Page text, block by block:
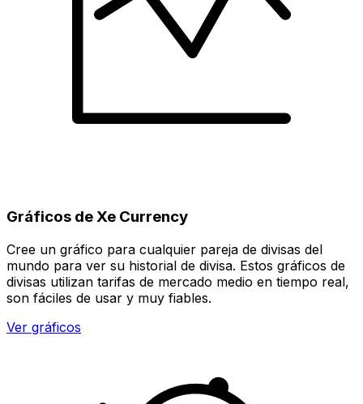
Gráficos de Xe Currency
Cree un gráfico para cualquier pareja de divisas del
mundo para ver su historial de divisa. Estos gráficos de
divisas utilizan tarifas de mercado medio en tiempo real,
son fáciles de usar y muy fiables.
Ver gráficos